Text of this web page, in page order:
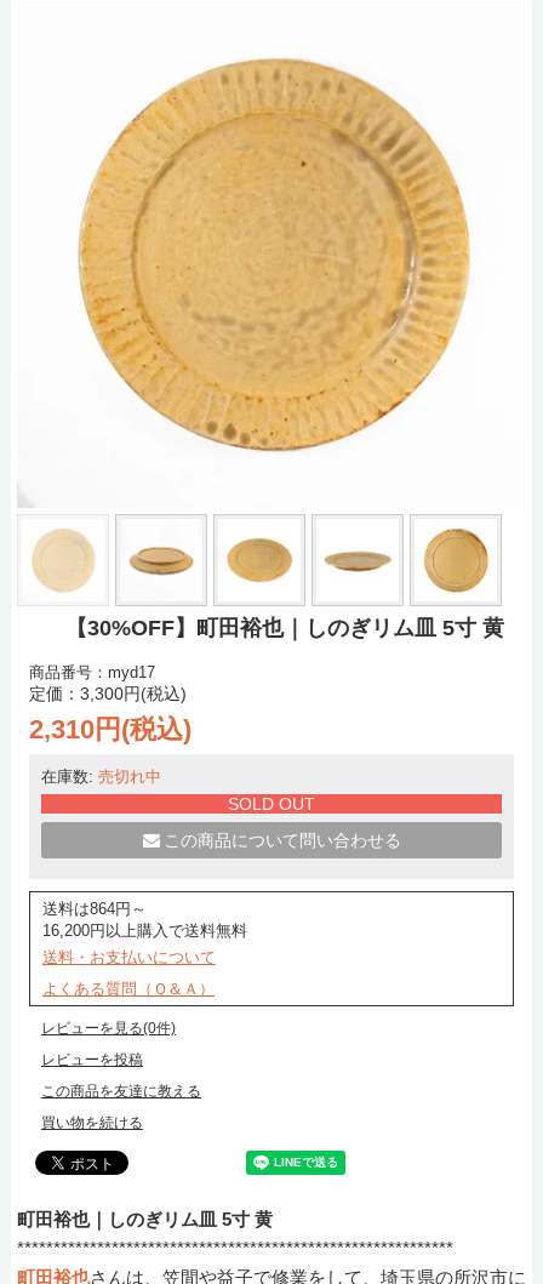
【30%OFF】町田裕也｜しのぎリム皿 5寸 黄
商品番号：myd17
定価：3,300円(税込)
2,310円(税込)
在庫数: 売切れ中
SOLD OUT
この商品について問い合わせる
送料は864円～
16,200円以上購入で送料無料
送料・お支払いについて
よくある質問（Ｑ＆Ａ）
レビューを見る(0件)
レビューを投稿
この商品を友達に教える
買い物を続ける
町田裕也｜しのぎリム皿 5寸 黄
************************************************************
町田裕也さんは、笠間や益子で修業をして、埼玉県の所沢市に